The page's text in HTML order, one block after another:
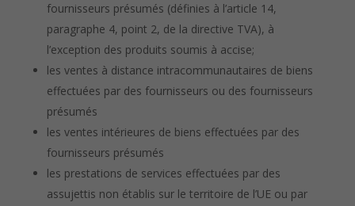
fournisseurs présumés (définies à l’article 14,
paragraphe 4, point 2, de la directive TVA), à
l’exception des produits soumis à accise;
les ventes à distance intracommunautaires de biens
effectuées par des fournisseurs ou des fournisseurs
présumés
les ventes intérieures de biens effectuées par des
fournisseurs présumés
les prestations de services effectuées par des
assujettis non établis sur le territoire de l’UE ou par